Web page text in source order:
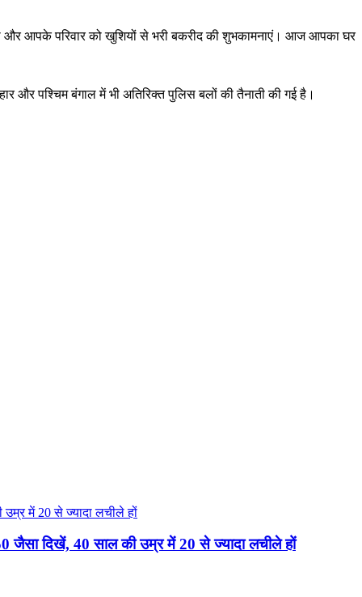
और आपके परिवार को खुशियों से भरी बकरीद की शुभकामनाएं। आज आपका घर
और पश्चिम बंगाल में भी अतिरिक्त पुलिस बलों की तैनाती की गई है।
जैसा दिखें, 40 साल की उम्र में 20 से ज्यादा लचीले हों